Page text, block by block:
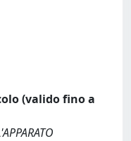
(valido fino a